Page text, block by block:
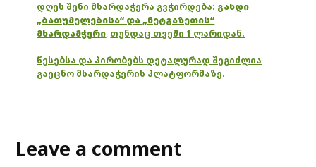
დღეს შენი მხარდაჭერა გვჭირდება: გახდი
„ბათუმელებისა“ და „ნეტგაზეთის“
მხარდამჭერი, თუნდაც თვეში 1 ლარიდან.
წესებსა და პირობებს დეტალურად შეგიძლია
გაეცნო მხარდაჭერის პლატფორმაზე.
Leave a comment